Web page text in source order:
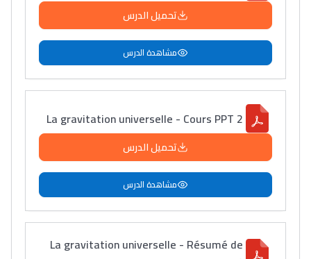
تحميل الدرس
مشاهدة الدرس
La gravitation universelle - Cours PPT 2
تحميل الدرس
مشاهدة الدرس
La gravitation universelle - Résumé de